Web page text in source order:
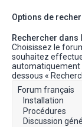
Options de
Rechercher dans
Choisissez le
souhaitez
automatiquement
dessous «